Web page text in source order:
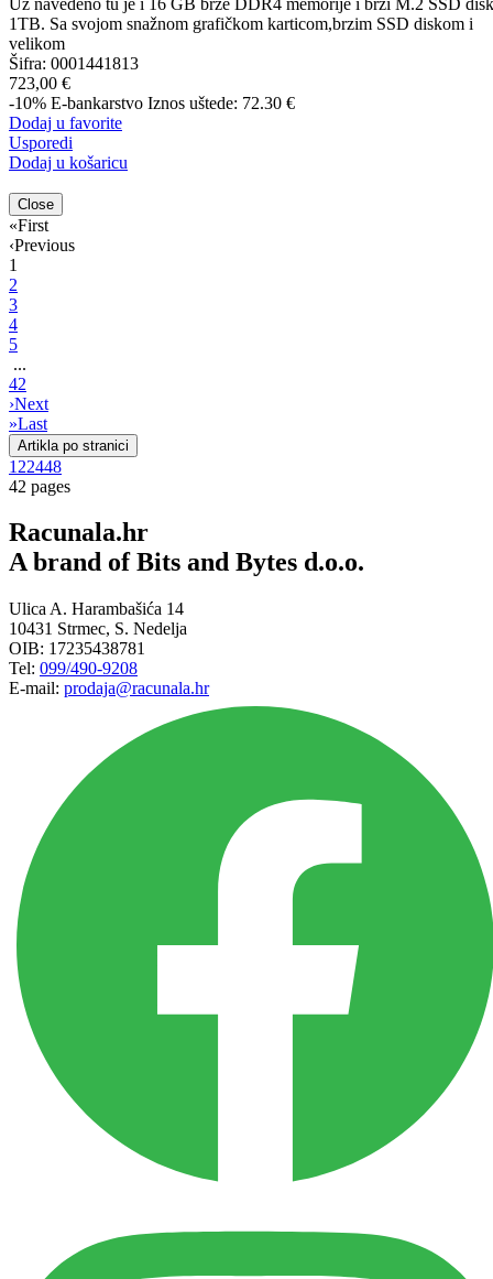
1TB. Sa svojom snažnom grafičkom karticom,brzim SSD diskom i
velikom
Šifra: 0001441813
723,00 €
-10% E-bankarstvo Iznos uštede: 72.30 €
Dodaj u favorite
Usporedi
Dodaj u košaricu
Close
«First
‹Previous
1
2
3
4
5
...
42
›Next
»Last
Artikla po stranici
122448
42 pages
Racunala.hr
A brand of Bits and Bytes d.o.o.
Ulica A. Harambašića 14
10431 Strmec, S. Nedelja
OIB: 17235438781
Tel: 099/490-9208
E-mail: prodaja@racunala.hr